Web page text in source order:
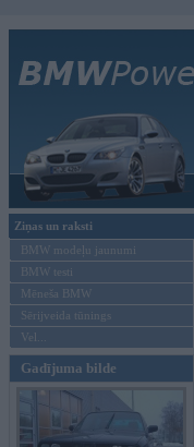
Ziņas un raksti
BMW modeļu jaunumi
BMW testi
Mēneša BMW
Sērijveida tūnings
Vel...
Gadījuma bilde